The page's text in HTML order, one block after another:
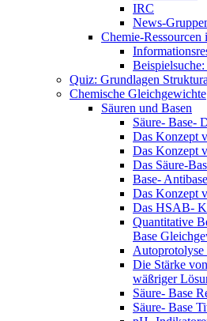
IRC
News-
Chemie-Ressourcen
Beispielsuche:
Quiz: Grundlagen
Chemische Gleichgewichte
Säuren und Basen
Säure- Base-
Das Konzept
Das Konzept
Das Säure-
Base-
Das Konzept
Das HSAB-
Quantitative
Base
Autoprotolyse
Die Stärke
wäßriger
Säure- Base
Säure- Base